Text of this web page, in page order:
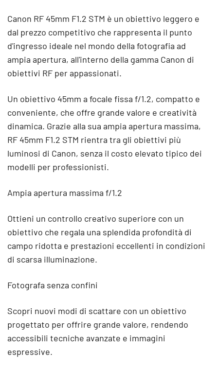
Canon RF 45mm F1.2 STM è un obiettivo leggero e
dal prezzo competitivo che rappresenta il punto
d'ingresso ideale nel mondo della fotografia ad
ampia apertura, all'interno della gamma Canon di
obiettivi RF per appassionati.
Un obiettivo 45mm a focale fissa f/1.2, compatto e
conveniente, che offre grande valore e creatività
dinamica. Grazie alla sua ampia apertura massima,
RF 45mm F1.2 STM rientra tra gli obiettivi più
luminosi di Canon, senza il costo elevato tipico dei
modelli per professionisti.
Ampia apertura massima f/1.2
Ottieni un controllo creativo superiore con un
obiettivo che regala una splendida profondità di
campo ridotta e prestazioni eccellenti in condizioni
di scarsa illuminazione.
Fotografa senza confini
Scopri nuovi modi di scattare con un obiettivo
progettato per offrire grande valore, rendendo
accessibili tecniche avanzate e immagini
espressive.